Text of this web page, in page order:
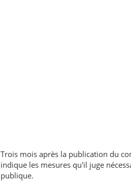
Trois mois après la publication du
indique les mesures qu'il juge
publique.